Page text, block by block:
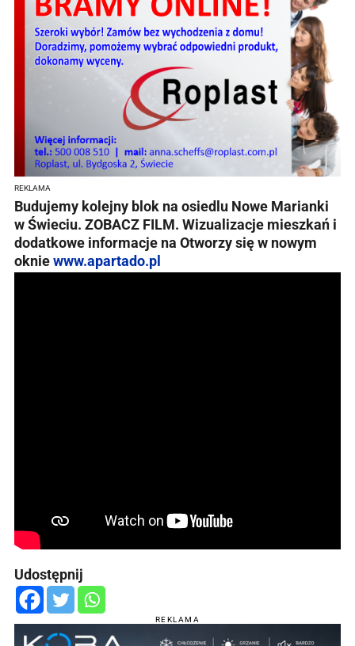
REKLAMA
Budujemy kolejny blok na osiedlu Nowe Marianki
w Świeciu. ZOBACZ FILM. Wizualizacje mieszkań i
dodatkowe informacje na Otworzy się w nowym
okniewww.apartado.pl
Udostępnij
REKLAMA